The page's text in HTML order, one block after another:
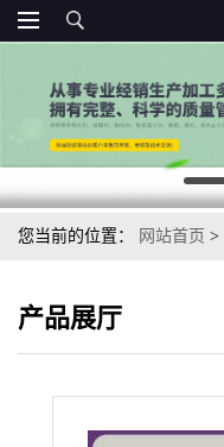
您当前的位置： 网站首页 >
产品展厅